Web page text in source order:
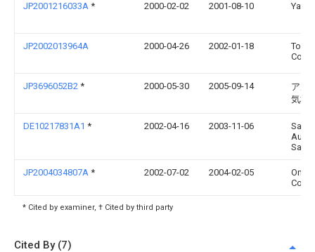
JP2001216033A * 2000-02-02 2001-08-10
JP2002013964A 2000-04-26 2002-01-18
Tokai
Co
JP3696052B2 * 2000-05-30 2005-09-14
アル
気株
DE10217831A1 * 2002-04-16 2003-11-06
Sai
Sal
JP2004034807A * 2002-07-02 2004-02-05
Corp
* Cited by examiner, † Cited by third party
Cited By (7)